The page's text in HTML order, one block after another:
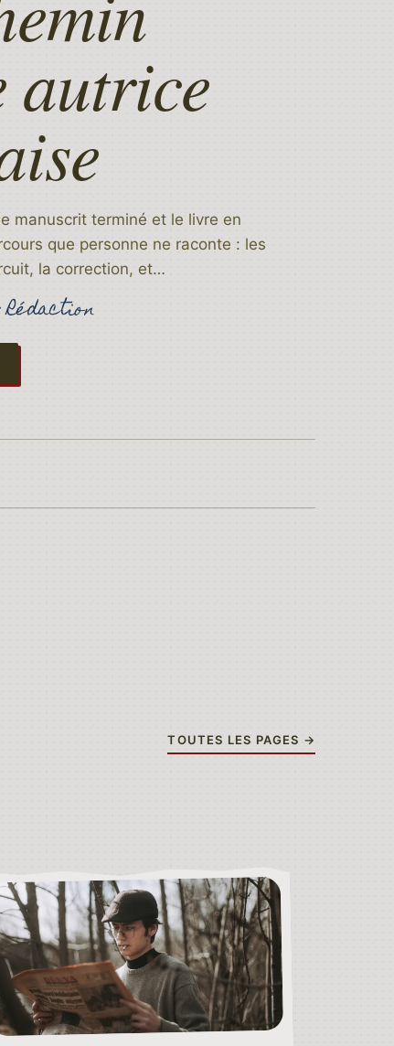
autrice
manuscrit terminé et le livre en
que personne ne raconte : les
la correction, et…
· Rédaction
TOUTES LES PAGES →